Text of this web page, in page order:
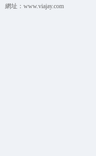
網址： www.viajay.com